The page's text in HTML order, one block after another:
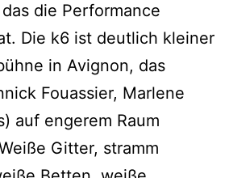
die Performance
Die k6 ist deutlich kleiner
in Avignon, das
Fouassier, Marlene
auf engerem Raum
Gitter, stramm